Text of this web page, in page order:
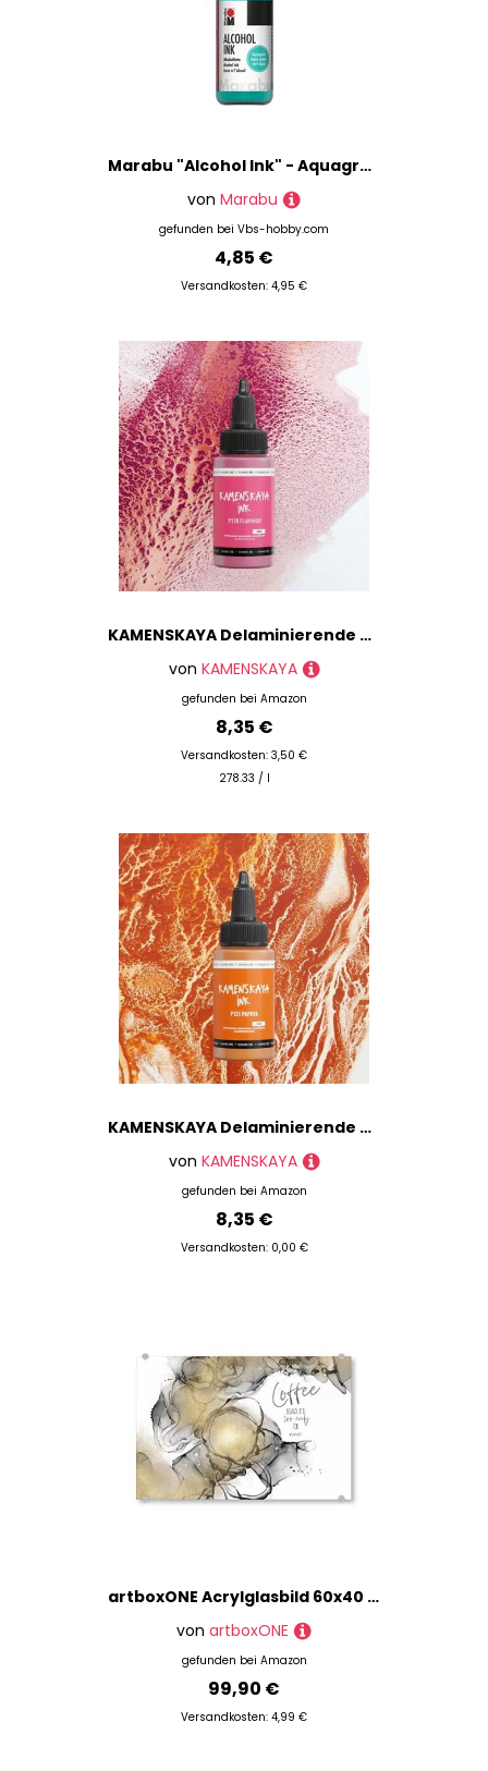
Marabu "Alcohol Ink" - Aquagreen
von Marabu
gefunden bei Vbs-hobby.com
4,85 €
Versandkosten: 4,95 €
KAMENSKAYA Delaminierende Alkoholtinte - Selbstspaltende Alcohol Ink P-118 'Flamingo', 30 ml
von KAMENSKAYA
gefunden bei Amazon
8,35 €
Versandkosten: 3,50 €
278.33 / l
KAMENSKAYA Delaminierende Alkoholtinte - Selbstspaltende Alcohol Ink P-131 'Papaya'- 1 fl oz (30 ml)
von KAMENSKAYA
gefunden bei Amazon
8,35 €
Versandkosten: 0,00 €
artboxONE Acrylglasbild 60x40 cm Typografie Alcohol Ink Zu früh für Wein - Bild Kaffee alkoholtinte Design
von artboxONE
gefunden bei Amazon
99,90 €
Versandkosten: 4,99 €